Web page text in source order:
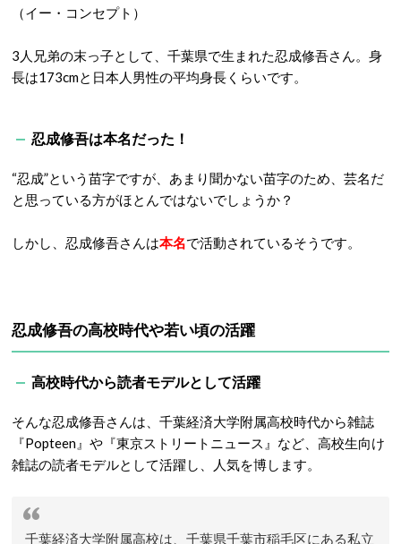
（イー・コンセプト）
3人兄弟の末っ子として、千葉県で生まれた忍成修吾さん。身
長は173cmと日本人男性の平均身長くらいです。
忍成修吾は本名だった！
“忍成”という苗字ですが、あまり聞かない苗字のため、芸名だ
と思っている方がほとんではないでしょうか？
しかし、忍成修吾さんは本名で活動されているそうです。
忍成修吾の高校時代や若い頃の活躍
高校時代から読者モデルとして活躍
そんな忍成修吾さんは、千葉経済大学附属高校時代から雑誌
『Popteen』や『東京ストリートニュース』など、高校生向け
雑誌の読者モデルとして活躍し、人気を博します。
千葉経済大学附属高校は、千葉県千葉市稲毛区にある私立